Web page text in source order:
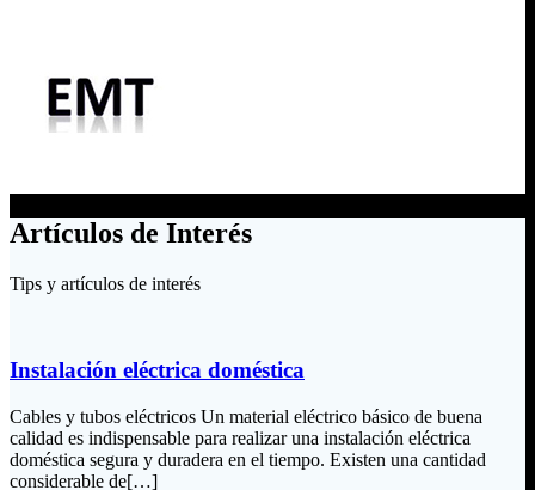
Artículos de Interés
Tips y artículos de interés
Instalación eléctrica doméstica
Cables y tubos eléctricos Un material eléctrico básico de buena
calidad es indispensable para realizar una instalación eléctrica
doméstica segura y duradera en el tiempo. Existen una cantidad
considerable de[…]